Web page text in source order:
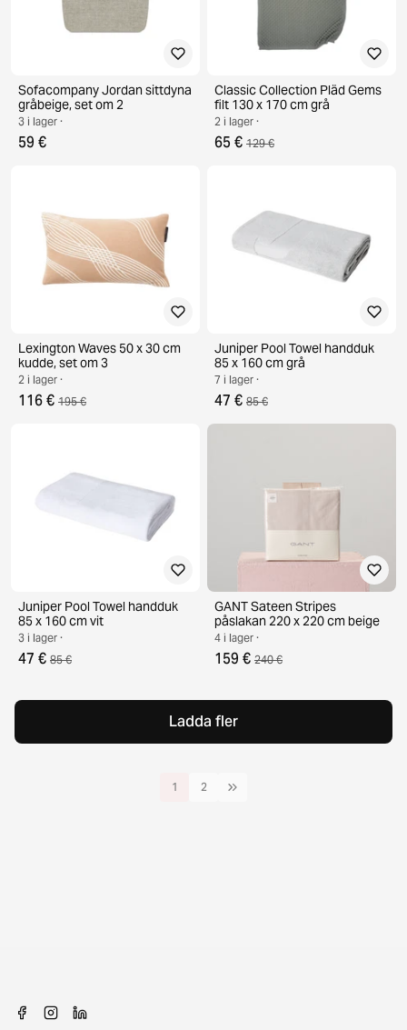
Sofacompany Jordan sittdyna
gråbeige, set om 2
3 i lager ·
59 €
Classic Collection Pläd Gems
filt 130 x 170 cm grå
2 i lager ·
65 € 129 €
Lexington Waves 50 x 30 cm
kudde, set om 3
2 i lager ·
116 € 195 €
Juniper Pool Towel handduk
85 x 160 cm grå
7 i lager ·
47 € 85 €
Juniper Pool Towel handduk
85 x 160 cm vit
3 i lager ·
47 € 85 €
GANT Sateen Stripes
påslakan 220 x 220 cm beige
4 i lager ·
159 € 240 €
Ladda fler
1 2